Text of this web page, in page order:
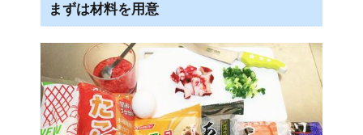
まずは材料を用意